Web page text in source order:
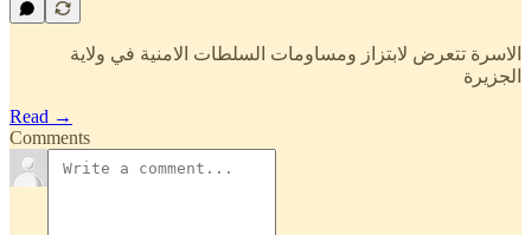
الاسرة تتعرض لابتزاز ومساومات السلطات الامنية في ولاية
الجزيرة
Read →
Comments